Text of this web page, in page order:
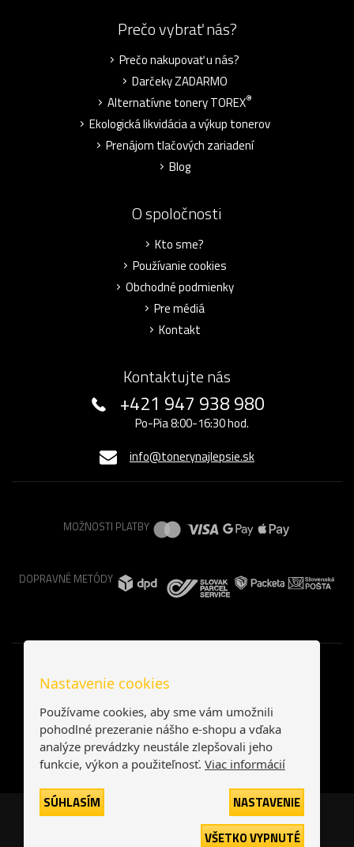
Prečo vybrať nás?
Prečo nakupovať u nás?
Darčeky ZADARMO
Alternatívne tonery TOREX®
Ekologická likvidácia a výkup tonerov
Prenájom tlačových zariadení
Blog
O spoločnosti
Kto sme?
Používanie cookies
Obchodné podmienky
Pre médiá
Kontakt
Kontaktujte nás
+421 947 938 980
Po-Pia 8:00-16:30 hod.
info@tonerynajlepsie.sk
MOŽNOSTI PLATBY
DOPRAVNÉ METÓDY
Slovensko
Nastavenie cookies
Používame cookies, aby sme vám umožnili
pohodlné prezeranie nášho e-shopu a vďaka
analýze prevádzky neustále zlepšovali jeho
funkcie, výkon a použiteľnosť. Viac informácií
SÚHLASÍM
NASTAVENIE
VŠETKO VYPNUTÉ